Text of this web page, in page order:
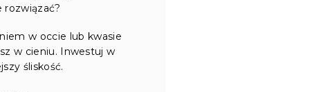
rozwiązać?
w occie lub kwasie
w cieniu. Inwestuj w
śliskość.